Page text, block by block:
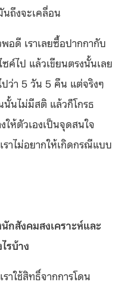
นถึงจะเคลื่อน
ดี เราเลยซื้อปากกากับ
ค์ไป แล้วเขียนตรงนั้นเลย
ปว่า 5 วัน 5 คืน แต่จริงๆ
นไม่มีสติ แล้วก็โกรธ
ให้ตัวเองเป็นจุดสนใจ
าไม่อยากให้เกิดกรณีแบบ
กสังคมสงเคราะห์และ
รบ้าง
าใช้สิทธิ์จากการโดน